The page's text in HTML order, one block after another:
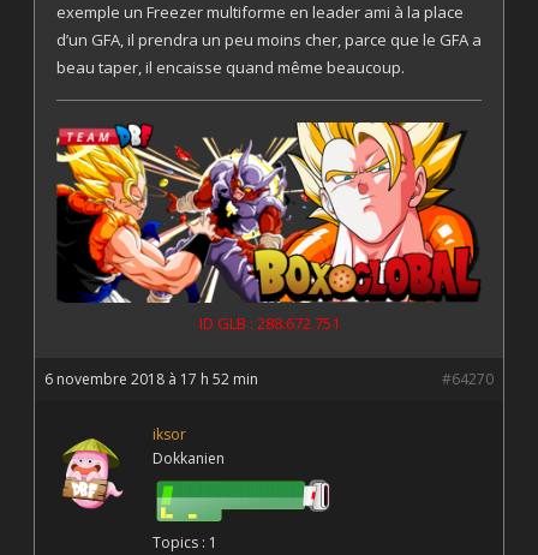
exemple un Freezer multiforme en leader ami à la place
d’un GFA, il prendra un peu moins cher, parce que le GFA a
beau taper, il encaisse quand même beaucoup.
ID GLB : 288.672.751
6 novembre 2018 à 17 h 52 min #64270
iksor
Dokkanien
Topics : 1